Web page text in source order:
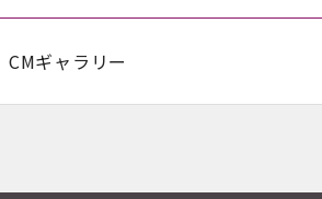
CMギャラリー